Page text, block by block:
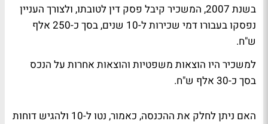
בשנת 2007, המשכיר קיבל פסק דין לטובתו, ולצורך העניין
נפסקו בעבורו דמי שכירות ל-10 שנים, בסך כ-250 אלף
ש"ח.
למשכיר היו הוצאות משפטיות והוצאות אחרות על הנכס
בסך כ-30 אלף ש"ח.
האם ניתן לחלק את ההכנסה, כאמור, נטו ל-10 ולהגיש דוחות